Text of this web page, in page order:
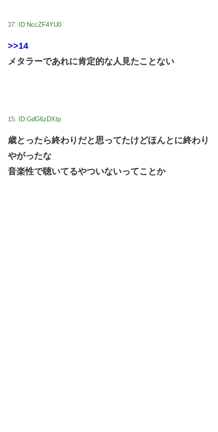
37: ID:NccZF4YU0
>>14
メタラーであれに肯定的な人見たことない
15: ID:GdG6zDXIp
歳とったら終わりだと思ってたけどほんとに終わり
やがったな
音楽性で聴いてるやついないってことか